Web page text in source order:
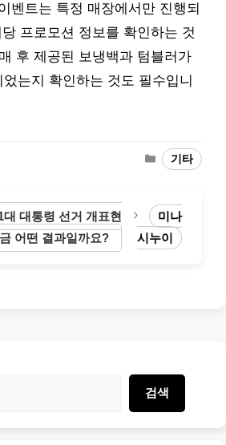
벤트는 특정 매장에서만 진행되
프로모션 정보를 확인하는 것
후 제공된 보냉백과 텀블러가
는지 확인하는 것도 필수입니
Categories
기타
대 대통령 선거 개표현
어떤 결과일까요?
미나
시누이
검색